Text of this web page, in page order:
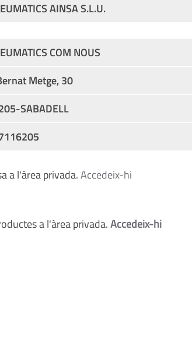
AINSA S.L.U.
COM NOUS
Metge, 30
SABADELL
a l'àrea privada.Accedeix-hi
a l'àrea privada.Accedeix-hi